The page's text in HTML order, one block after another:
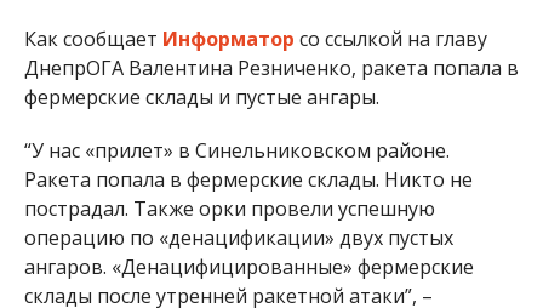
Как сообщает Информатор со ссылкой на главу
ДнепрОГА Валентина Резниченко, ракета попала в
фермерские склады и пустые ангары.
“У нас «прилет» в Синельниковском районе.
Ракета попала в фермерские склады. Никто не
пострадал. Также орки провели успешную
операцию по «денацификации» двух пустых
ангаров. «Денацифицированные» фермерские
склады после утренней ракетной атаки”, –